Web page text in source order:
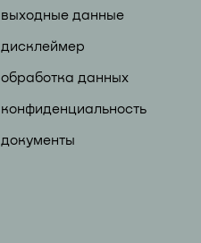
выходные данные
дисклеймер
обработка данных
конфиденциальность
документы